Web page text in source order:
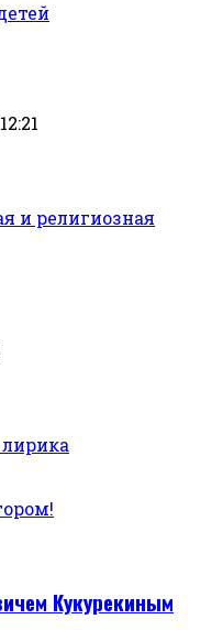
и религиозная
Кукурекиным